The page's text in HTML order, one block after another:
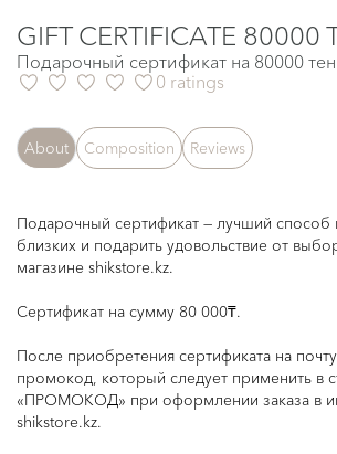
GIFT CERTIFICATE 80000
Подарочный сертификат на 80000
0 ratings
About Composition Reviews
Подарочный сертификат — лучший способ
близких и подарить удовольствие от
магазине shikstore.kz.
Сертификат на сумму 80 000₸.
После приобретения сертификата на
промокод, который следует применить в
«ПРОМОКОД» при оформлении заказа в
shikstore.kz.